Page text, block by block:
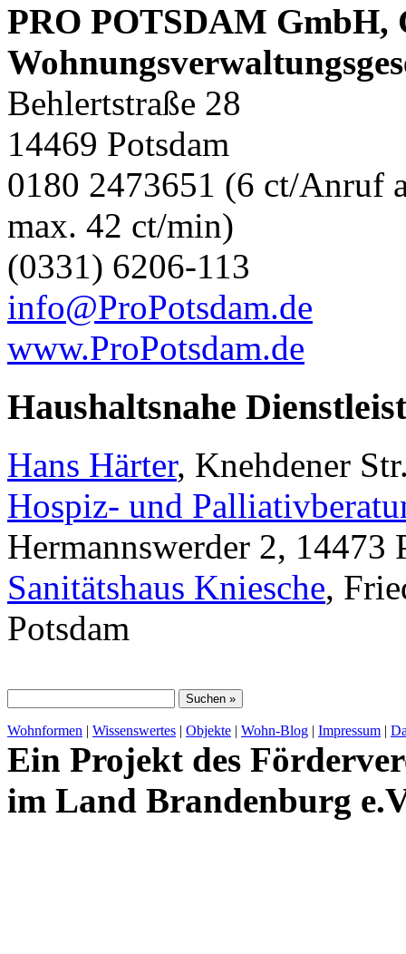
PRO POTSDAM GmbH,
Behlertstraße 28
14469 Potsdam
0180 2473651 (6 ct/Anruf
max. 42 ct/min)
(0331) 6206-113
info@ProPotsdam.de
www.ProPotsdam.de
Haushaltsnahe
Hans Härter, Knehdener
Hospiz- und
Hermannswerder 2, 14473
Sanitätshaus Kniesche,
Potsdam
Wohnformen | Wissenswertes | Objekte | Wohn-Blog | Impressum |
Ein Projekt des
im Land Brandenburg